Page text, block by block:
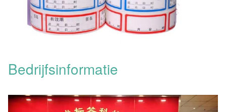
Bedrijfsinformatie